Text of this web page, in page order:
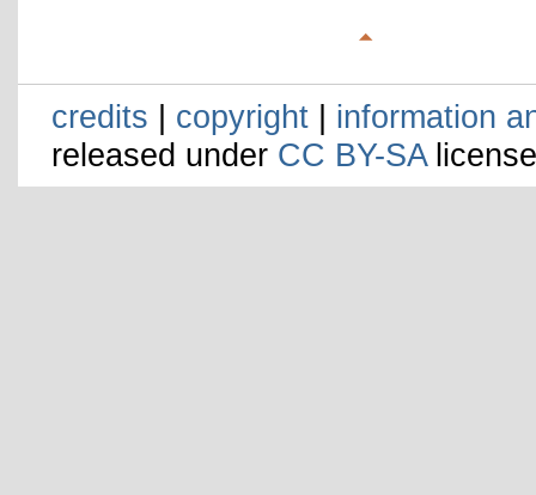
credits | copyright | information
released under CC BY-SA